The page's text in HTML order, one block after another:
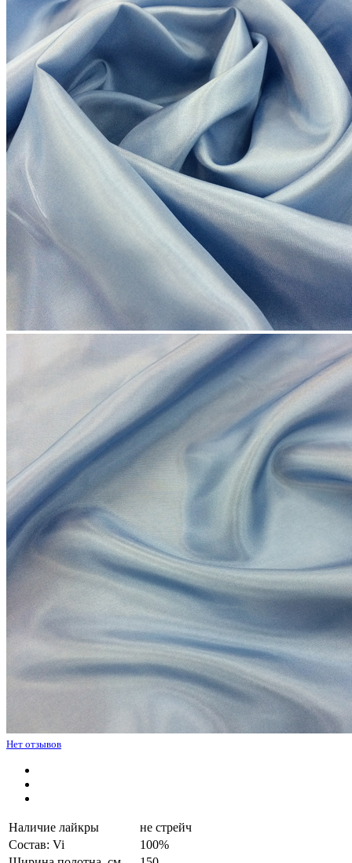
Нет отзывов
Наличие лайкры
не стрейч
Состав: Vi
100%